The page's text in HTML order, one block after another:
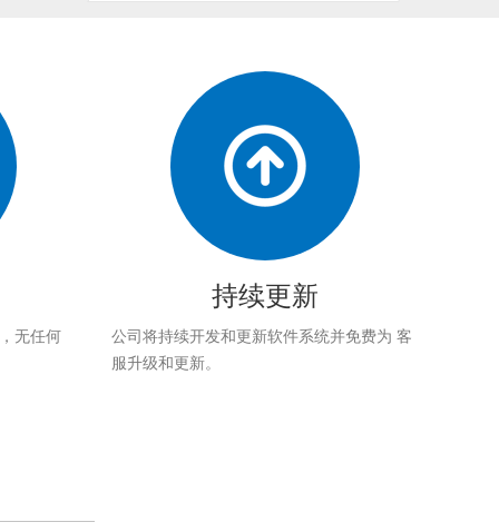
无任何
持续更新
公司将持续开发和更新软件系统并免费为 客
服升级和更新。